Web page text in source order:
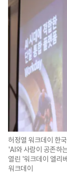
허정열 워크데이 한
'AI와 사람이 공존하
열린 '워크데이 엘리
워크데이